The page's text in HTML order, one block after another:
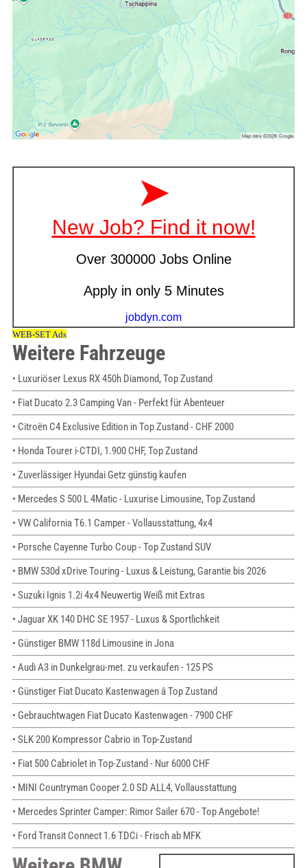
Weitere Fahrzeuge
• Luxuriöser Lexus RX 450h Diamond, Top Zustand
• Fiat Ducato 2.3 Camping Van - Perfekt für Abenteuer
• Citroën C4 Exclusive Edition in Top Zustand - CHF 2000
• Honda Tourer i-CTDI, 1.900 CHF, Top Zustand
• Zuverlässiger Hyundai Getz günstig kaufen
• Mercedes S 500 L 4Matic - Luxurise Limousine, Top Zustand
• VW California T6.1 Camper - Vollausstattung, 4x4
• Porsche Cayenne Turbo Coup - Top Zustand SUV
• BMW 530d xDrive Touring - Luxus & Leistung, Garantie bis 2026
• Suzuki Ignis 1.2i 4x4 Neuwertig Weiß mit Extras
• Jaguar XK 140 DHC SE 1957 - Luxus & Sportlichkeit
• Günstiger BMW 118d Limousine in Jona
• Audi A3 in Dunkelgrau-met. zu verkaufen - 125 PS
• Günstiger Fiat Ducato Kastenwagen â Top Zustand
• Gebrauchtwagen Fiat Ducato Kastenwagen - 7900 CHF
• SLK 200 Kompressor Cabrio in Top-Zustand
• Fiat 500 Cabriolet in Top-Zustand - Nur 6000 CHF
• MINI Countryman Cooper 2.0 SD ALL4, Vollausstattung
• Mercedes Sprinter Camper: Rimor Sailer 670 - Top Angebote!
• Ford Transit Connect 1.6 TDCi - Frisch ab MFK